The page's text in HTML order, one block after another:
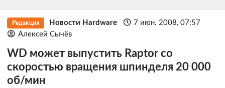
Редакция Новости Hardware
7 июн. 2008, 07:57
Алексей Сычёв
WD может выпустить Raptor со
скоростью вращения шпинделя 20 000
об/мин